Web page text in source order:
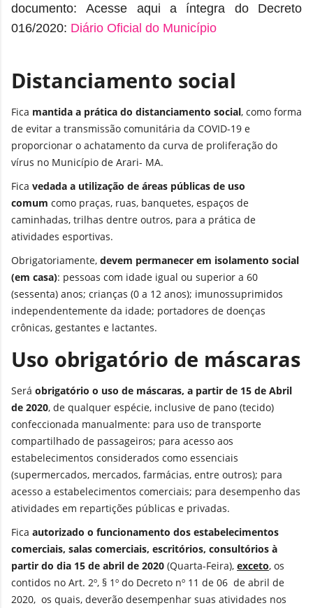
documento:Acesse aqui a íntegra do Decreto
016/2020: Diário Oficial do Município
Distanciamento social
Fica mantida a prática do distanciamento social, como forma
de evitar a transmissão comunitária da COVID-19 e
proporcionar o achatamento da curva de proliferação do
vírus no Município de Arari- MA.
Fica vedada a utilização de áreas públicas de uso
comum como praças, ruas, banquetes, espaços de
caminhadas, trilhas dentre outros, para a prática de
atividades esportivas.
Obrigatoriamente, devem permanecer em isolamento social
(em casa): pessoas com idade igual ou superior a 60
(sessenta) anos; crianças (0 a 12 anos); imunossuprimidos
independentemente da idade; portadores de doenças
crônicas, gestantes e lactantes.
Uso obrigatório de máscaras
Será obrigatório o uso de máscaras, a partir de 15 de Abril
de 2020, de qualquer espécie, inclusive de pano (tecido)
confeccionada manualmente: para uso de transporte
compartilhado de passageiros; para acesso aos
estabelecimentos considerados como essenciais
(supermercados, mercados, farmácias, entre outros); para
acesso a estabelecimentos comerciais; para desempenho das
atividades em repartições públicas e privadas.
Fica autorizado o funcionamento dos estabelecimentos
comerciais, salas comerciais, escritórios, consultórios à
partir do dia 15 de abril de 2020 (Quarta-Feira), exceto, os
contidos no Art. 2º, § 1º do Decreto nº 11 de 06 de abril de
2020, os quais, deverão desempenhar suas atividades nos